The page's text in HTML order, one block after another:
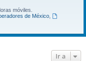
móviles.
de México,
Ir a